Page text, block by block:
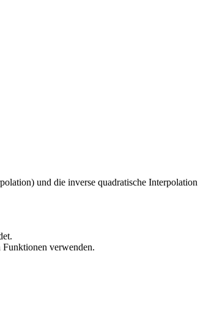
und die inverse quadratische Interpolation
verwenden.